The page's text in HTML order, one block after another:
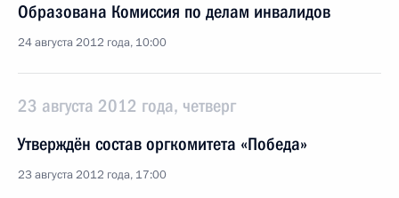
Образована Комиссия по делам инвалидов
24 августа 2012 года, 10:00
23 августа 2012 года, четверг
Утверждён состав оргкомитета «Победа»
23 августа 2012 года, 17:00